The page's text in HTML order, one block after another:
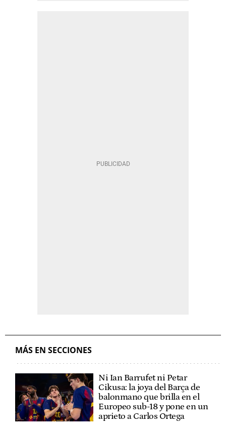
MÁS EN SECCIONES
Ni Ian Barrufet ni Petar
Cikusa: la joya del Barça de
balonmano que brilla en el
Europeo sub-18 y pone en un
aprieto a Carlos Ortega